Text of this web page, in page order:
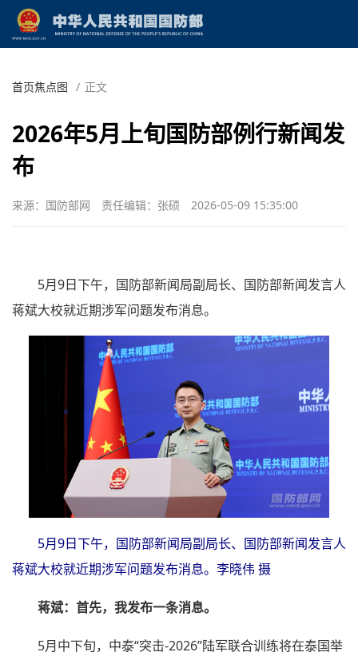
首页焦点图 / 正文
2026年5月上旬国防部例行新闻发
布
来源：国防部网 责任编辑：张硕 2026-05-09 15:35:00
5月9日下午，国防部新闻局副局长、国防部新闻发言人
蒋斌大校就近期涉军问题发布消息。
5月9日下午，国防部新闻局副局长、国防部新闻发言人
蒋斌大校就近期涉军问题发布消息。李晓伟 摄
蒋斌：首先，我发布一条消息。
5月中下旬，中泰“突击-2026”陆军联合训练将在泰国举